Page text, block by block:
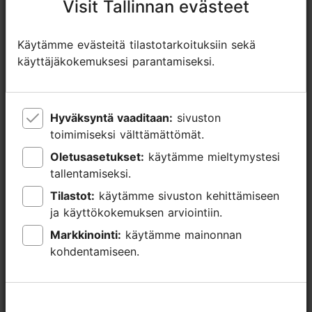
Istumapaikkoja: 14
Visit Tallinnan evästeet
Käytämme evästeitä tilastotarkoituksiin sekä
käyttäjäkokemuksesi parantamiseksi.
Hyväksyntä vaaditaan:
toimimiseksi välttämättömät.
Oletusasetukset:
tallentamiseksi.
Tilastot:
ja käyttökokemuksen arviointiin.
Markkinointi:
kohdentamiseen.
Visit Tallinnan evästeet
Käytämme evästeitä tilastotarkoituksiin sekä
käyttäjäkokemuksesi parantamiseksi.
Hyväksyntä vaaditaan:
toimimiseksi välttämättömät.
Oletusasetukset:
tallentamiseksi.
Tilastot:
ja käyttökokemuksen arviointiin.
Markkinointi:
kohdentamiseen.